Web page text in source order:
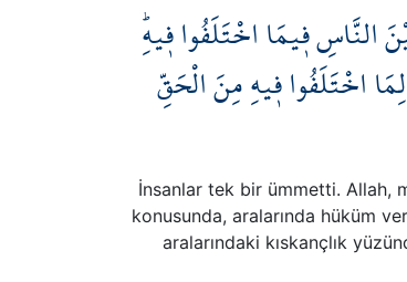
ف۪يمَا اخْتَلَفُوا ف۪يهِۜ
اخْتَلَفُوا ف۪يهِ مِنَ الْحَقِّ
İnsanlar tek bir ümmetti. Allah,
konusunda, aralarında hüküm
aralarındaki kıskançlık